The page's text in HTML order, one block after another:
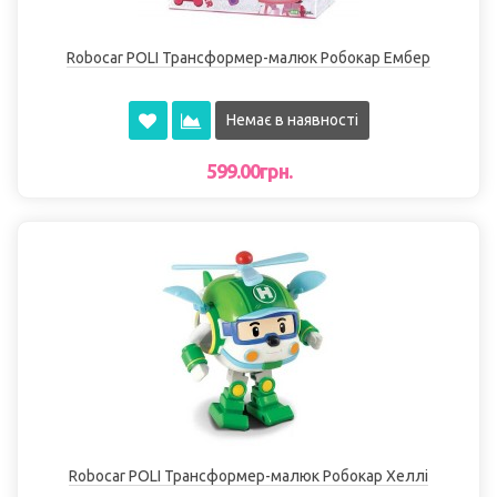
Robocar POLI Трансформер-малюк Робокар Ембер
Немає в наявності
599.00грн.
Robocar POLI Трансформер-малюк Робокар Хеллі